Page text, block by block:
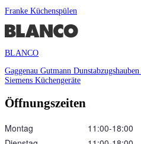
Franke Küchenspülen
BLANCO
Gaggenau Gutmann Dunstabzugshauben
Siemens Küchengeräte
Öffnungszeiten
Montag
11:00‑18:00